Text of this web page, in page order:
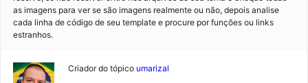
as imagens para ver se são imagens realmente ou não, depois analise
cada linha de código de seu template e procure por funções ou links
estranhos.
Criador do tópico umarizal